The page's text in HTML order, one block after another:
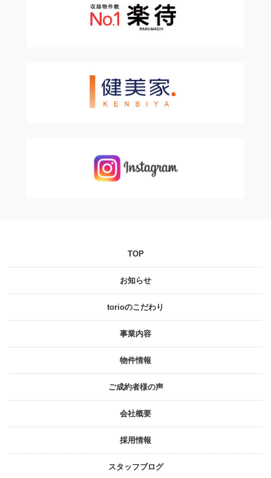
TOP
お知らせ
torioのこだわり
事業内容
物件情報
ご成約者様の声
会社概要
採⽤情報
スタッフブログ